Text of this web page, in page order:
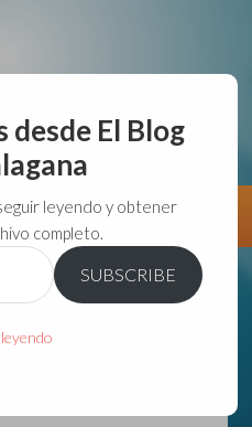
malas lo hago....
VivirGuadalajara
desde El Blog
leyendo y obtener
completo.
SUBSCRIBE